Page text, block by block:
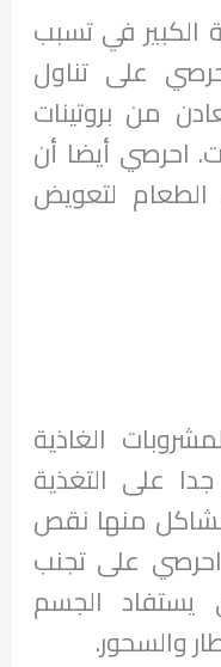
الكبير في تسبب
على تناول
من بروتينات
احرصي أيضا أن
الطعام لتعويض
الغاذية
على التغذية
منها نقص
على تجنب
يستفاد الجسم
والسحور.